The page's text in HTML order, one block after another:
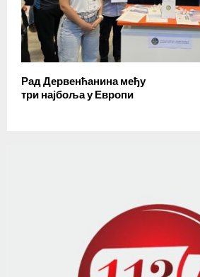
Рад Дервенћанина међу
три најбоља у Европи